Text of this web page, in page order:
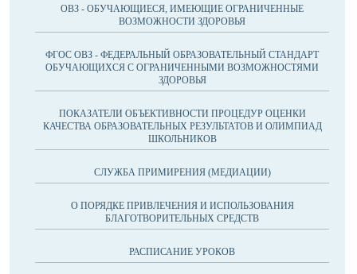
ОВЗ - ОБУЧАЮЩИЕСЯ, ИМЕЮЩИЕ ОГРАНИЧЕННЫЕ
ВОЗМОЖНОСТИ ЗДОРОВЬЯ
ФГОС ОВЗ - ФЕДЕРАЛЬНЫЙ ОБРАЗОВАТЕЛЬНЫЙ СТАНДАРТ
ОБУЧАЮЩИХСЯ С ОГРАНИЧЕННЫМИ ВОЗМОЖНОСТЯМИ
ЗДОРОВЬЯ
ПОКАЗАТЕЛИ ОБЪЕКТИВНОСТИ ПРОЦЕДУР ОЦЕНКИ
КАЧЕСТВА ОБРАЗОВАТЕЛЬНЫХ РЕЗУЛЬТАТОВ И ОЛИМПИАД
ШКОЛЬНИКОВ
СЛУЖБА ПРИМИРЕНИЯ (МЕДИАЦИИ)
О ПОРЯДКЕ ПРИВЛЕЧЕНИЯ И ИСПОЛЬЗОВАНИЯ
БЛАГОТВОРИТЕЛЬНЫХ СРЕДСТВ
РАСПИСАНИЕ УРОКОВ